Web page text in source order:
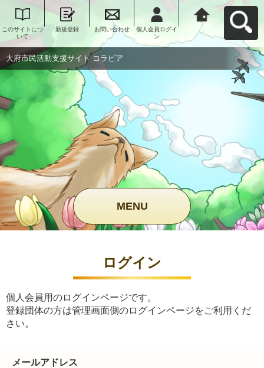
このサイトにつ
いて
新規登録 お問い合わせ
個人会員ログイ
ン
大府市民活動支
援サイト コラビ
アへ戻る
大府市民活動支援サイト コラビア
MENU
ログイン
個人会員用のログインページです。
登録団体の方は管理画面側のログインページをご利用くだ
さい。
メールアドレス